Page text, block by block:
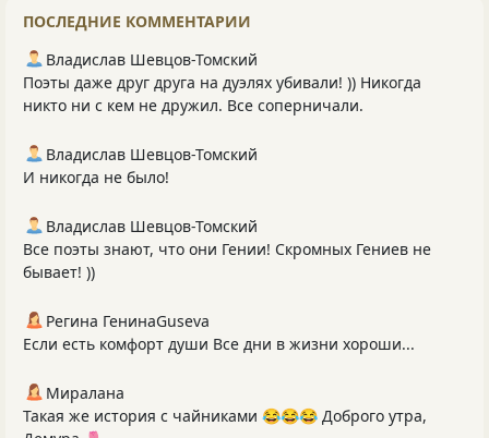
ПОСЛЕДНИЕ КОММЕНТАРИИ
Владислав Шевцов-Томский
Поэты даже друг друга на дуэлях убивали! )) Никогда
никто ни с кем не дружил. Все соперничали.
Владислав Шевцов-Томский
И никогда не было!
Владислав Шевцов-Томский
Все поэты знают, что они Гении! Скромных Гениев не
бывает! ))
Регина ГенинаGuseva
Если есть комфорт души Все дни в жизни хороши...
Миралана
Такая же история с чайниками 😂😂😂 Доброго утра,